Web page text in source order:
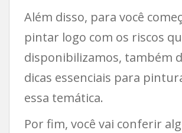
Além disso, para você
pintar logo com os riscos
disponibilizamos, também
dicas essenciais para
essa temática.
Por fim, você vai conferir